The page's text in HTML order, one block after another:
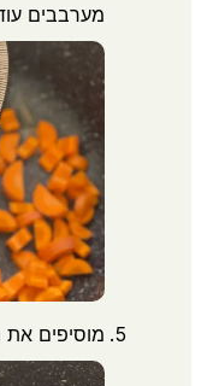
מערבבים
מוסיפים את